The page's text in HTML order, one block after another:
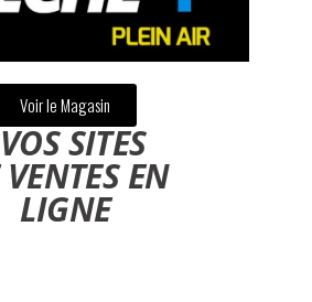
Voir le Magasin
SITES
VENTES EN
LIGNE